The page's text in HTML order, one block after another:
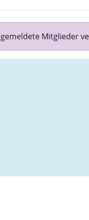
Mitglieder